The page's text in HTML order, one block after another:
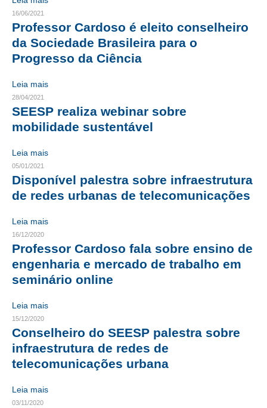
FGTS EXPURGOS
FGTS CORREÇÃO
LEGISLAÇÃO
LEI 5.194/1966 – REGULAMENTAÇÃO DA PROFISSÃO
RES 1.002/2002 – CÓDIGO DE ÉTICA
HOMOLOGAÇÕES
FIQUE POR DENTRO
OPORTUNIDADES
APRESENTAÇÃO
EMPREGO E ESTÁGIO
CARREIRA
AUTÔNOMOS E SERVIÇOS
16/06/2021
Professor Cardoso é eleito conselheiro
da Sociedade Brasileira para o
Progresso da Ciência
Leia mais
28/04/2021
SEESP realiza webinar sobre
mobilidade sustentável
Leia mais
05/01/2021
Disponível palestra sobre infraestrutura
de redes urbanas de telecomunicações
Leia mais
16/12/2020
Professor Cardoso fala sobre ensino de
engenharia e mercado de trabalho em
seminário online
Leia mais
15/12/2020
Conselheiro do SEESP palestra sobre
infraestrutura de redes de
telecomunicações urbana
Leia mais
03/11/2020